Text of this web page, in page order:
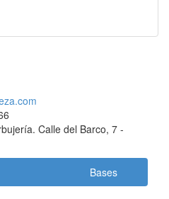
Calle del Barco, 7 -
Bases